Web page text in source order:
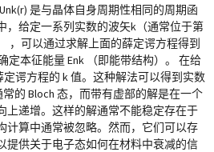
是与晶体自身周期性相同的周期函
，给定一系列实数的波矢k（通常位于第
，可以通过求解上面的薛定谔方程得到
定本征能量 Enk （即能带结构）。 在给
谔方程的 k 值。这种解法可以得到实数
的 Bloch 态，而带有虚部的解是在一个
上递增。这样的解通常不能稳定存在于
计算中通常被忽略。然而，它们可以存
提供关于电子态如何在材料中衰减的信